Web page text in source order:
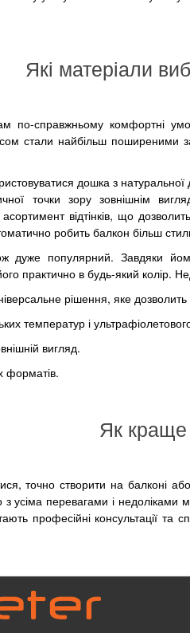
Які матеріали
по-справжньому комфортні
стали найбільш поширеними
дошка з натуральної
точки зору зовнішнім
відтінків, що
робить балкон більш
дуже популярний. Завдяки
практично в будь-який колір.
рішення, яке
температур і
вигляд.
форматів.
Як краще
точно створити на балконі
з усіма перевагами і
професійні консультації та